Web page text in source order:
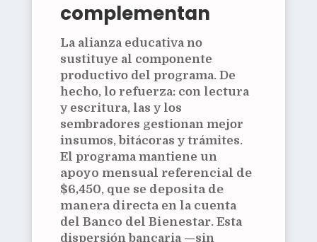
complementan
La alianza educativa no
sustituye al componente
productivo del programa. De
hecho, lo refuerza: con lectura
y escritura, las y los
sembradores gestionan mejor
insumos, bitácoras y trámites.
El programa mantiene un
apoyo mensual referencial de
$6,450, que se deposita de
manera directaen la cuenta
del Banco del Bienestar. Esta
dispersión bancaria —sin